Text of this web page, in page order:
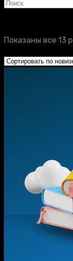
Показаны все 13